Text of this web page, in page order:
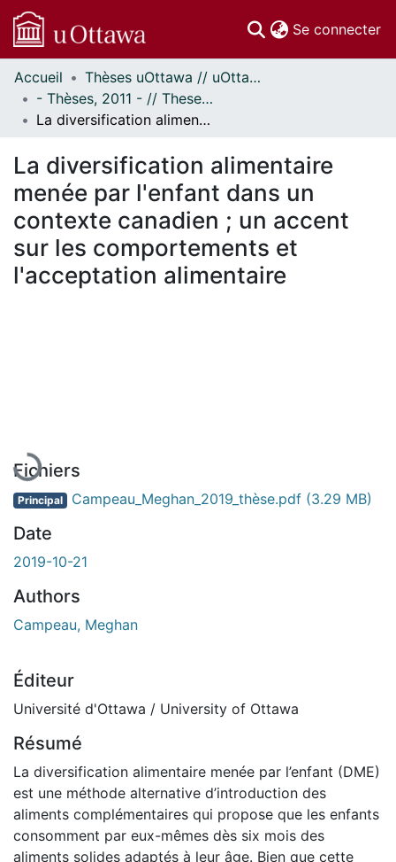
Se connecter
Communautés
et collections
Parcourir
À propos
Accueil
Thèses uOttawa // uOttawa Theses
- Thèses, 2011 - // Theses, 2011 -
La diversification alimentaire menée par l'enfant dans un contexte canadien ; un accent sur les comportements et l'acceptation alimentaire
La diversification alimentaire
menée par l'enfant dans un
contexte canadien ; un accent
sur les comportements et
l'acceptation alimentaire
Fichiers
Principal Campeau_Meghan_2019_thèse.pdf (3.29 MB)
Date
2019-10-21
Authors
Campeau, Meghan
Éditeur
Université d'Ottawa / University of Ottawa
Résumé
La diversification alimentaire menée par l’enfant (DME)
est une méthode alternative d’introduction des
aliments complémentaires qui propose que les enfants
consomment par eux-mêmes dès six mois des
aliments solides adaptés à leur âge. Bien que cette